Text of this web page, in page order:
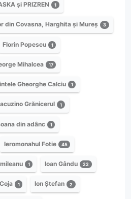
și PRIZREN 1
din Covasna, Harghita și Mureș 3
Florin Popescu 1
Mihalcea 17
Gheorghe Calciu 1
Grănicerul 1
din adânc 1
Ieromonahul Fotie 45
1 Ioan Gându 22
1 Ion Ștefan 2